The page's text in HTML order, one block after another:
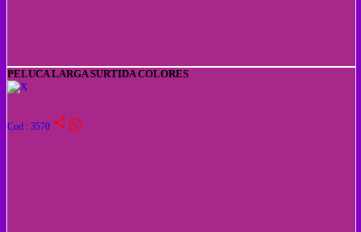
PELUCA LARGA SURTIDA COLORES
Cod : 3570 share